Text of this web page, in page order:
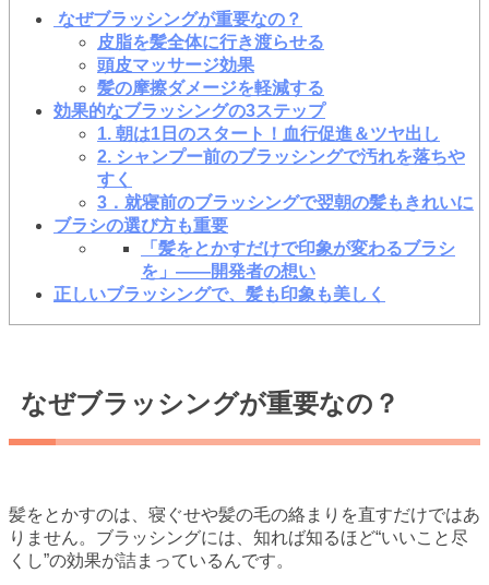
なぜブラッシングが重要なの？
皮脂を髪全体に行き渡らせる
頭皮マッサージ効果
髪の摩擦ダメージを軽減する
効果的なブラッシングの3ステップ
1. 朝は1日のスタート！血行促進＆ツヤ出し
2. シャンプー前のブラッシングで汚れを落ちや
すく
3．就寝前のブラッシングで翌朝の髪もきれいに
ブラシの選び方も重要
「髪をとかすだけで印象が変わるブラシ
を」——開発者の想い
正しいブラッシングで、髪も印象も美しく
なぜブラッシングが重要なの？
髪をとかすのは、寝ぐせや髪の毛の絡まりを直すだけではあ
りません。ブラッシングには、知れば知るほど“いいこと尽
くし”の効果が詰まっているんです。